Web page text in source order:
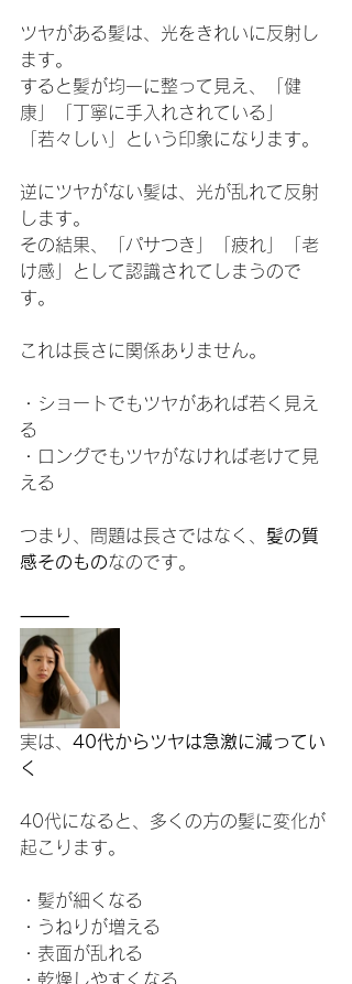
ツヤがある髪は、光をきれいに反射し
ます。
すると髪が均一に整って見え、「健
康」「丁寧に手入れされている」
「若々しい」という印象になります。
逆にツヤがない髪は、光が乱れて反射
します。
その結果、「パサつき」「疲れ」「老
け感」として認識されてしまうので
す。
これは長さに関係ありません。
・ショートでもツヤがあれば若く見え
る
・ロングでもツヤがなければ老けて見
える
つまり、問題は長さではなく、 髪の質
感そのものなのです。
⸻
実は、 40代からツヤは急激に減ってい
く
40代になると、多くの方の髪に変化が
起こります。
・髪が細くなる
・うねりが増える
・表面が乱れる
・乾燥しやすくなる